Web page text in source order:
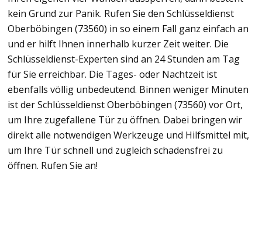
kein Grund zur Panik. Rufen Sie den Schlüsseldienst
Oberböbingen (73560) in so einem Fall ganz einfach an
und er hilft Ihnen innerhalb kurzer Zeit weiter. Die
Schlüsseldienst-Experten sind an 24 Stunden am Tag
für Sie erreichbar. Die Tages- oder Nachtzeit ist
ebenfalls völlig unbedeutend. Binnen weniger Minuten
ist der Schlüsseldienst Oberböbingen (73560) vor Ort,
um Ihre zugefallene Tür zu öffnen. Dabei bringen wir
direkt alle notwendigen Werkzeuge und Hilfsmittel mit,
um Ihre Tür schnell und zugleich schadensfrei zu
öffnen. Rufen Sie an!